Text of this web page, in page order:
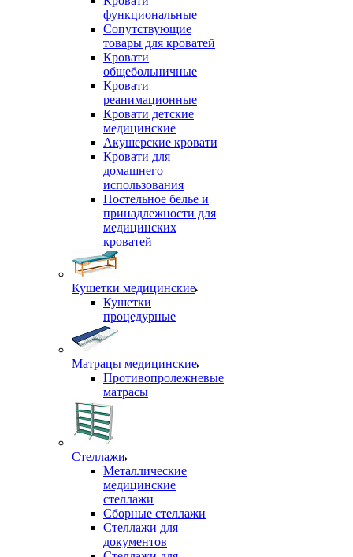
функциональные
Сопутствующие
товары для кроватей
Кровати
общебольничные
Кровати
реанимационные
Кровати детские
медицинские
Акушерские кровати
Кровати для
домашнего
использования
Постельное белье и
принадлежности для
медицинских
кроватей
Кушетки медицинские
Кушетки
процедурные
Матрацы медицинские
Противопролежневые
матрасы
Стеллажи
Металлические
медицинские
стеллажи
Сборные стеллажи
Стеллажи для
документов